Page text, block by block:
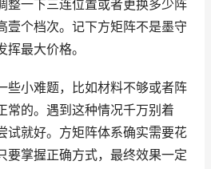
整一下三连位置或者更换多少阵
壹个档次。记下方矩阵不是墨守
最大价格。
些小难题，比如材料不够或者阵
常的。遇到这种情况千万别着
试就好。方矩阵体系确实需要花
要掌握正确方式，最终效果一定